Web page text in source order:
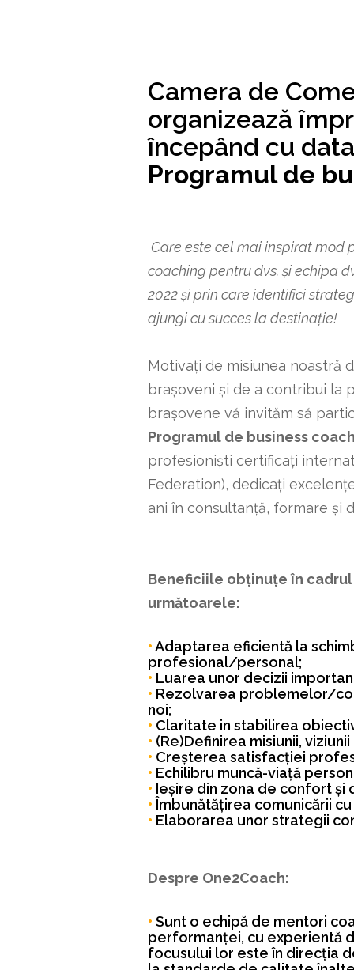
Camera de
organizează
începând cu
Programul de
Care este cel mai inspirat mod
coaching pentru dvs. și echipa
2022 și prin care identifici
ajungi cu succes la destinație!
Motivați de misiunea noastră
brașoveni și de a contribui la
brașovene vă invităm să
Programul de business
profesioniști certificați
Federation), dedicați
ani în consultanță, formare și
Beneficiile obținuțe în
următoarele:
•Adaptarea eficientă la
profesional/personal;
• Luarea unor decizii
• Rezolvarea problemelor/
noi;
• Claritate in stabilirea
• (Re)Definirea misiunii,
• Creșterea satisfacției
• Echilibru muncă-viață
• Ieșire din zona de confort
• Îmbunătățirea comunicării
• Elaborarea unor strategii
Despre One2Coach:
• Sunt o echipă de mentori
performanței, cu experientă
focusului lor este în direcția